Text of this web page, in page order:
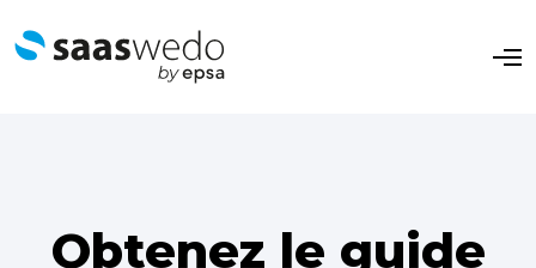
O
Obtenez le guide